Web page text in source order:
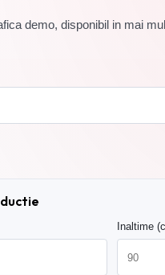
demo, disponibil in mai
Inaltime